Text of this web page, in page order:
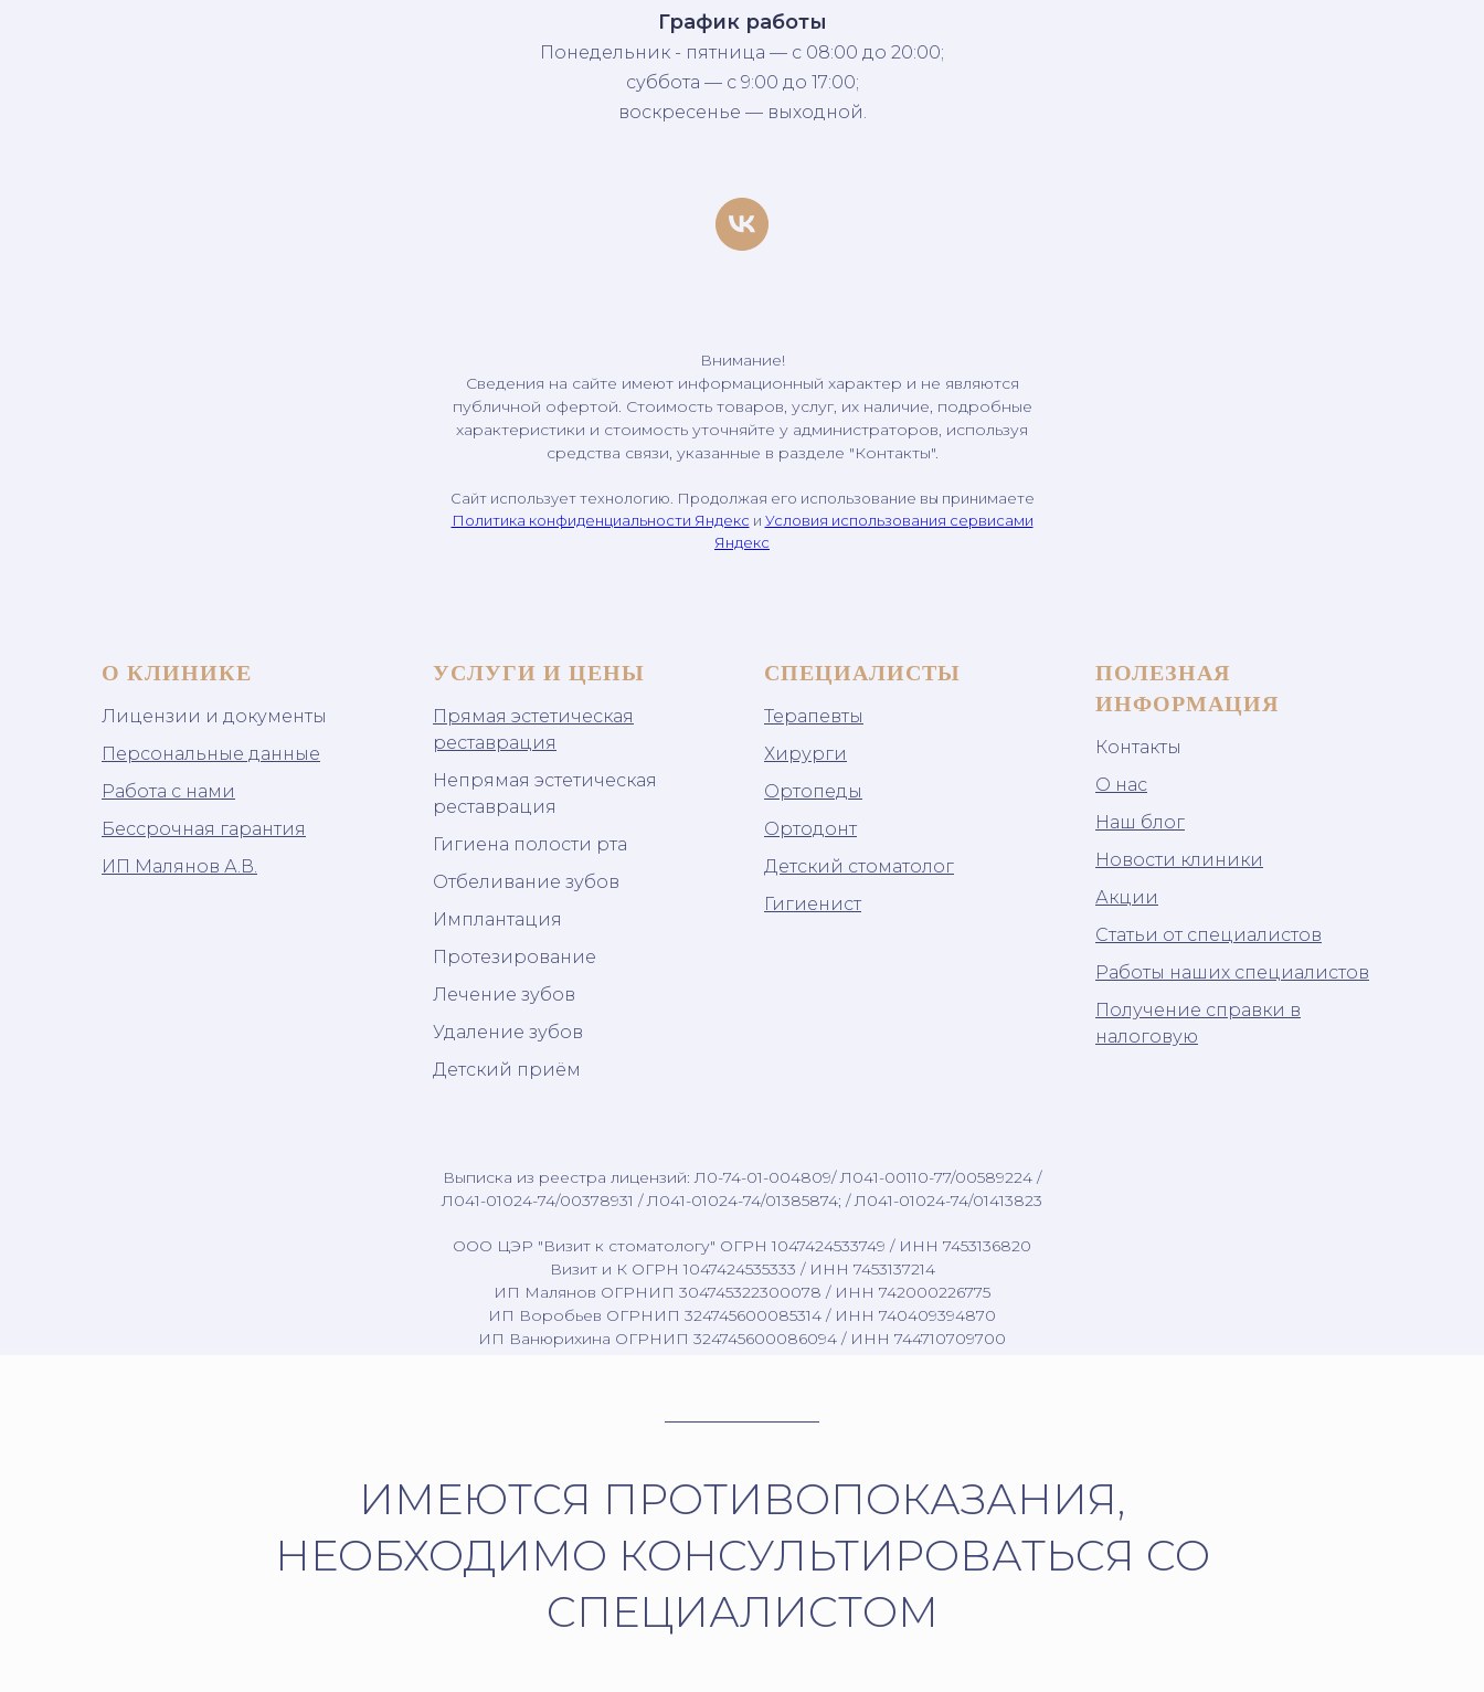
График работы
Понедельник - пятница — с 08:00 до 20:00;
суббота — с 9:00 до 17:00;
воскресенье — выходной.
Внимание!
Сведения на сайте имеют информационный характер и не являются
публичной офертой. Стоимость товаров, услуг, их наличие, подробные
характеристики и стоимость уточняйте у администраторов, используя
средства связи, указанные в разделе "Контакты".
Сайт использует технологию. Продолжая его использование вы принимаете
Политика конфиденциальности Яндекс и Условия использования сервисами
Яндекс
О КЛИНИКЕ
Лицензии и документы
Персональные данные
Работа с нами
Бессрочная гарантия
ИП Малянов А.В.
УСЛУГИ И ЦЕНЫ
Прямая эстетическая
реставрация
Непрямая эстетическая
реставрация
Гигиена полости рта
Отбеливание зубов
Имплантация
Протезирование
Лечение зубов
Удаление зубов
Детский приём
СПЕЦИАЛИСТЫ
Терапевты
Хирурги
Ортопеды
Ортодонт
Детский стоматолог
Гигиенист
ПОЛЕЗНАЯ
ИНФОРМАЦИЯ
Контакты
О нас
Наш блог
Новости клиники
Акции
Статьи от специалистов
Работы наших специалистов
Получение справки в
налоговую
Выписка из реестра лицензий: Л0-74-01-004809/ Л041-00110-77/00589224 /
Л041-01024-74/00378931 / Л041-01024-74/01385874; / Л041-01024-74/01413823
ООО ЦЭР "Визит к стоматологу" ОГРН 1047424533749 / ИНН 7453136820
Визит и К ОГРН 1047424535333 / ИНН 7453137214
ИП Малянов ОГРНИП 304745322300078 / ИНН 742000226775
ИП Воробьев ОГРНИП 324745600085314 / ИНН 740409394870
ИП Ванюрихина ОГРНИП 324745600086094 / ИНН 744710709700
ИМЕЮТСЯ ПРОТИВОПОКАЗАНИЯ,
НЕОБХОДИМО КОНСУЛЬТИРОВАТЬСЯ СО
СПЕЦИАЛИСТОМ